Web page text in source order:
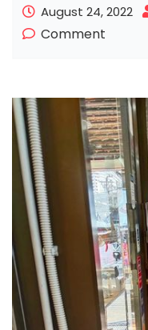
August 24, 2022
Comment